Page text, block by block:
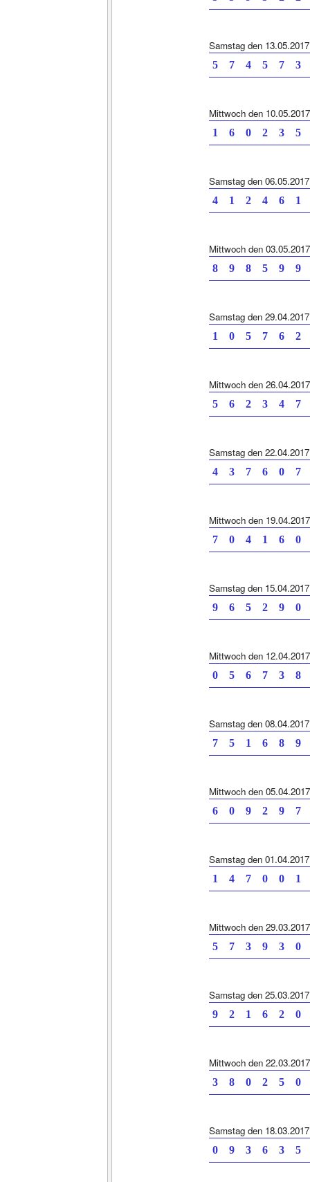
Samstag den 13.05.2017
5 7 4 5 7 3
Mittwoch den 10.05.2017
1 6 0 2 3 5
Samstag den 06.05.2017
4 1 2 4 6 1
Mittwoch den 03.05.2017
8 9 8 5 9 9
Samstag den 29.04.2017
1 0 5 7 6 2
Mittwoch den 26.04.2017
5 6 2 3 4 7
Samstag den 22.04.2017
4 3 7 6 0 7
Mittwoch den 19.04.2017
7 0 4 1 6 0
Samstag den 15.04.2017
9 6 5 2 9 0
Mittwoch den 12.04.2017
0 5 6 7 3 8
Samstag den 08.04.2017
7 5 1 6 8 9
Mittwoch den 05.04.2017
6 0 9 2 9 7
Samstag den 01.04.2017
1 4 7 0 0 1
Mittwoch den 29.03.2017
5 7 3 9 3 0
Samstag den 25.03.2017
9 2 1 6 2 0
Mittwoch den 22.03.2017
3 8 0 2 5 0
Samstag den 18.03.2017
0 9 3 6 3 5